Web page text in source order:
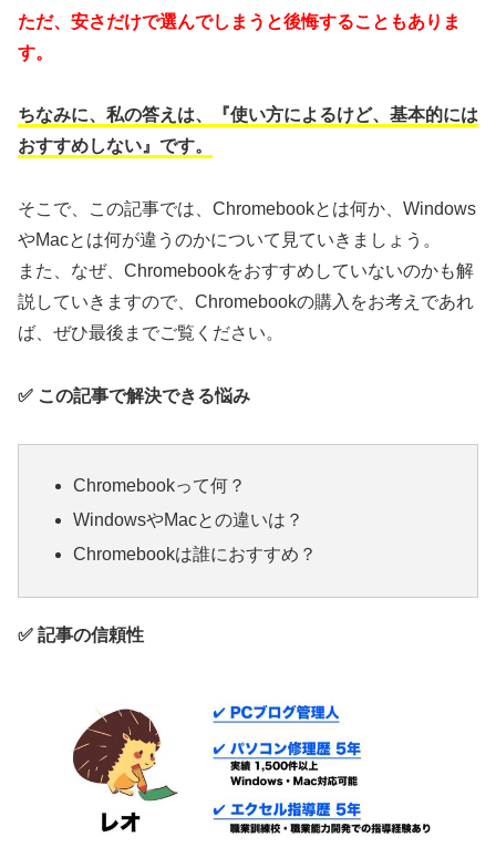
ただ、安さだけで選んでしまうと後悔することもありま
す。
ちなみに、私の答えは、『使い方によるけど、基本的には
おすすめしない』です。
そこで、この記事では、Chromebookとは何か、Windows
やMacとは何が違うのかについて見ていきましょう。
また、なぜ、Chromebookをおすすめしていないのかも解
説していきますので、Chromebookの購入をお考えであれ
ば、ぜひ最後までご覧ください。
✅ この記事で解決できる悩み
Chromebookって何？
WindowsやMacとの違いは？
Chromebookは誰におすすめ？
✅ 記事の信頼性